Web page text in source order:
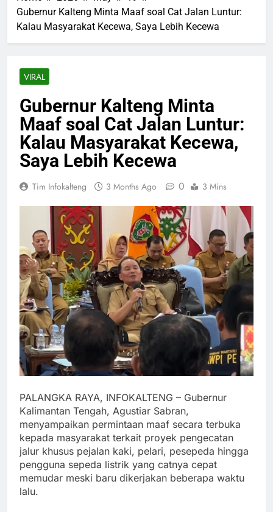
Gubernur Kalteng Minta Maaf soal Cat Jalan Luntur:
Kalau Masyarakat Kecewa, Saya Lebih Kecewa
VIRAL
Gubernur Kalteng Minta
Maaf soal Cat Jalan Luntur:
Kalau Masyarakat Kecewa,
Saya Lebih Kecewa
Tim Infokalteng 3 Months Ago 0 3 Mins
PALANGKA RAYA, INFOKALTENG – Gubernur
Kalimantan Tengah, Agustiar Sabran,
menyampaikan permintaan maaf secara terbuka
kepada masyarakat terkait proyek pengecatan
jalur khusus pejalan kaki, pelari, pesepeda hingga
pengguna sepeda listrik yang catnya cepat
memudar meski baru dikerjakan beberapa waktu
lalu.